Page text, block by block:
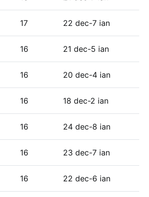
17 22 dec-7 ian
16 21 dec-5 ian
16 20 dec-4 ian
16 18 dec-2 ian
16 24 dec-8 ian
16 23 dec-7 ian
16 22 dec-6 ian